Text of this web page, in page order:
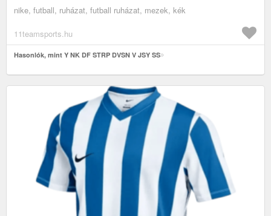
nike, futball, ruházat, futball ruházat, mezek, kék
11teamsports.hu
Hasonlók, mint Y NK DF STRP DVSN V JSY SS